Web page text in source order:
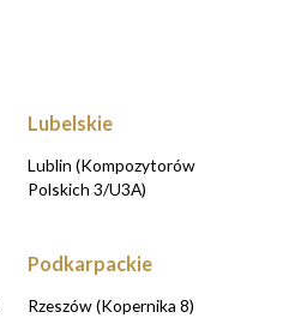
Lubelskie
Lublin (Kompozytorów
Polskich 3/U3A)
Podkarpackie
Rzeszów (Kopernika 8)